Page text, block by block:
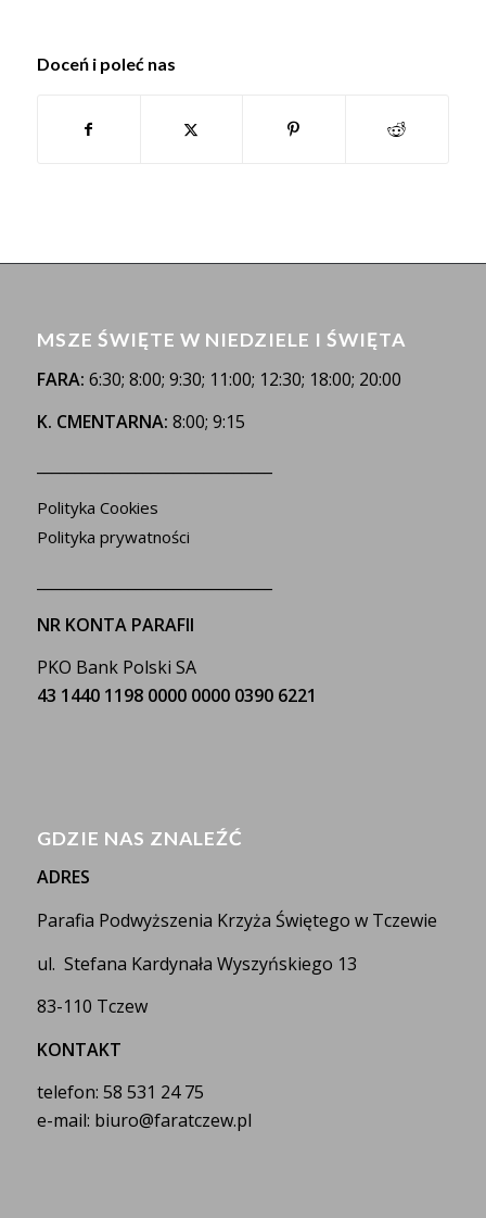
Doceń i poleć nas
MSZE ŚWIĘTE W NIEDZIELE I ŚWIĘTA
FARA: 6:30; 8:00; 9:30; 11:00; 12:30; 18:00; 20:00
K. CMENTARNA: 8:00; 9:15
Polityka Cookies
Polityka prywatności
NR KONTA PARAFII
PKO Bank Polski SA
43 1440 1198 0000 0000 0390 6221
GDZIE NAS ZNALEŹĆ
ADRES
Parafia Podwyższenia Krzyża Świętego w Tczewie
ul. Stefana Kardynała Wyszyńskiego 13
83-110 Tczew
KONTAKT
telefon: 58 531 24 75
e-mail: biuro@faratczew.pl